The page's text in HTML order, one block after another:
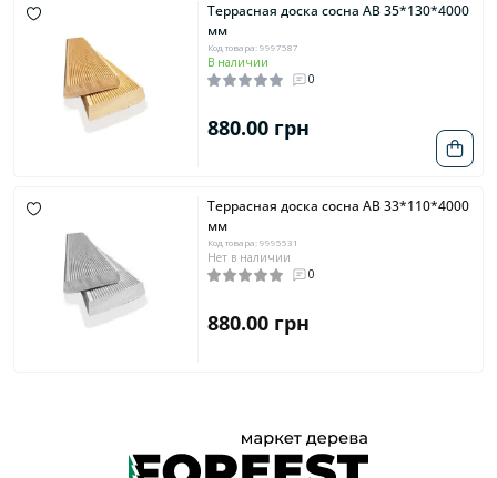
Террасная доска сосна AB 35*130*4000
мм
Код товара: 9997587
В наличии
0
880.00 грн
Террасная доска сосна AB 33*110*4000
мм
Код товара: 9995531
Нет в наличии
0
880.00 грн